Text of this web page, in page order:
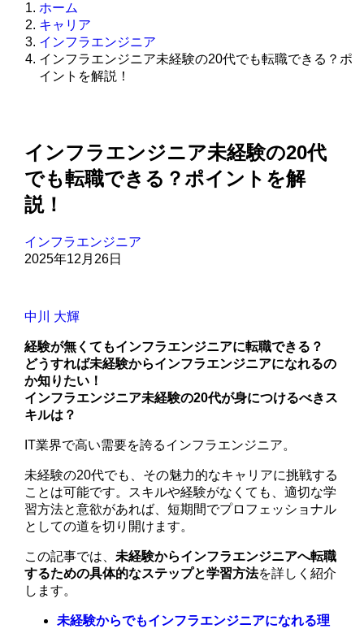
ホーム
キャリア
インフラエンジニア
インフラエンジニア未経験の20代でも転職できる？ポ
イントを解説！
インフラエンジニア未経験の20代
でも転職できる？ポイントを解
説！
インフラエンジニア
2025年12月26日
中川 大輝
経験が無くてもインフラエンジニアに転職できる？
どうすれば未経験からインフラエンジニアになれるの
か知りたい！
インフラエンジニア未経験の20代が身につけるべきス
キルは？
IT業界で高い需要を誇るインフラエンジニア。
未経験の20代でも、その魅力的なキャリアに挑戦する
ことは可能です。スキルや経験がなくても、適切な学
習方法と意欲があれば、短期間でプロフェッショナル
としての道を切り開けます。
この記事では、未経験からインフラエンジニアへ転職
するための具体的なステップと学習方法を詳しく紹介
します。
未経験からでもインフラエンジニアになれる理